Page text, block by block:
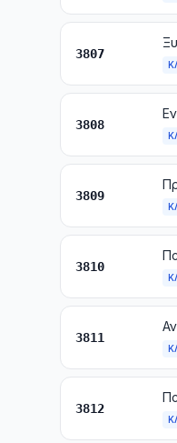
3807
3808
3809
3810
3811
3812